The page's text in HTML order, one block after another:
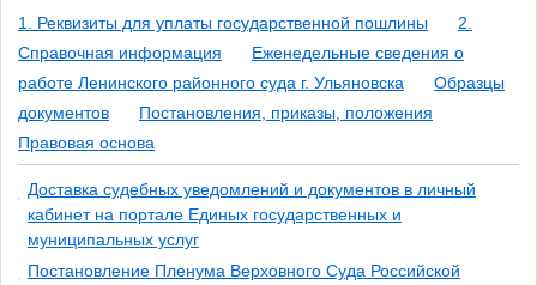
1. Реквизиты для уплаты государственной пошлины
2.
Справочная информация
Еженедельные сведения о
работе Ленинского районного суда г. Ульяновска
Образцы
документов
Постановления, приказы, положения
Правовая основа
Доставка судебных уведомлений и документов в личный
кабинет на портале Единых государственных и
муниципальных услуг
Постановление Пленума Верховного Суда Российской